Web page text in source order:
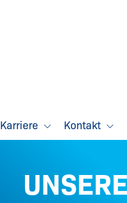
Karriere Kontakt